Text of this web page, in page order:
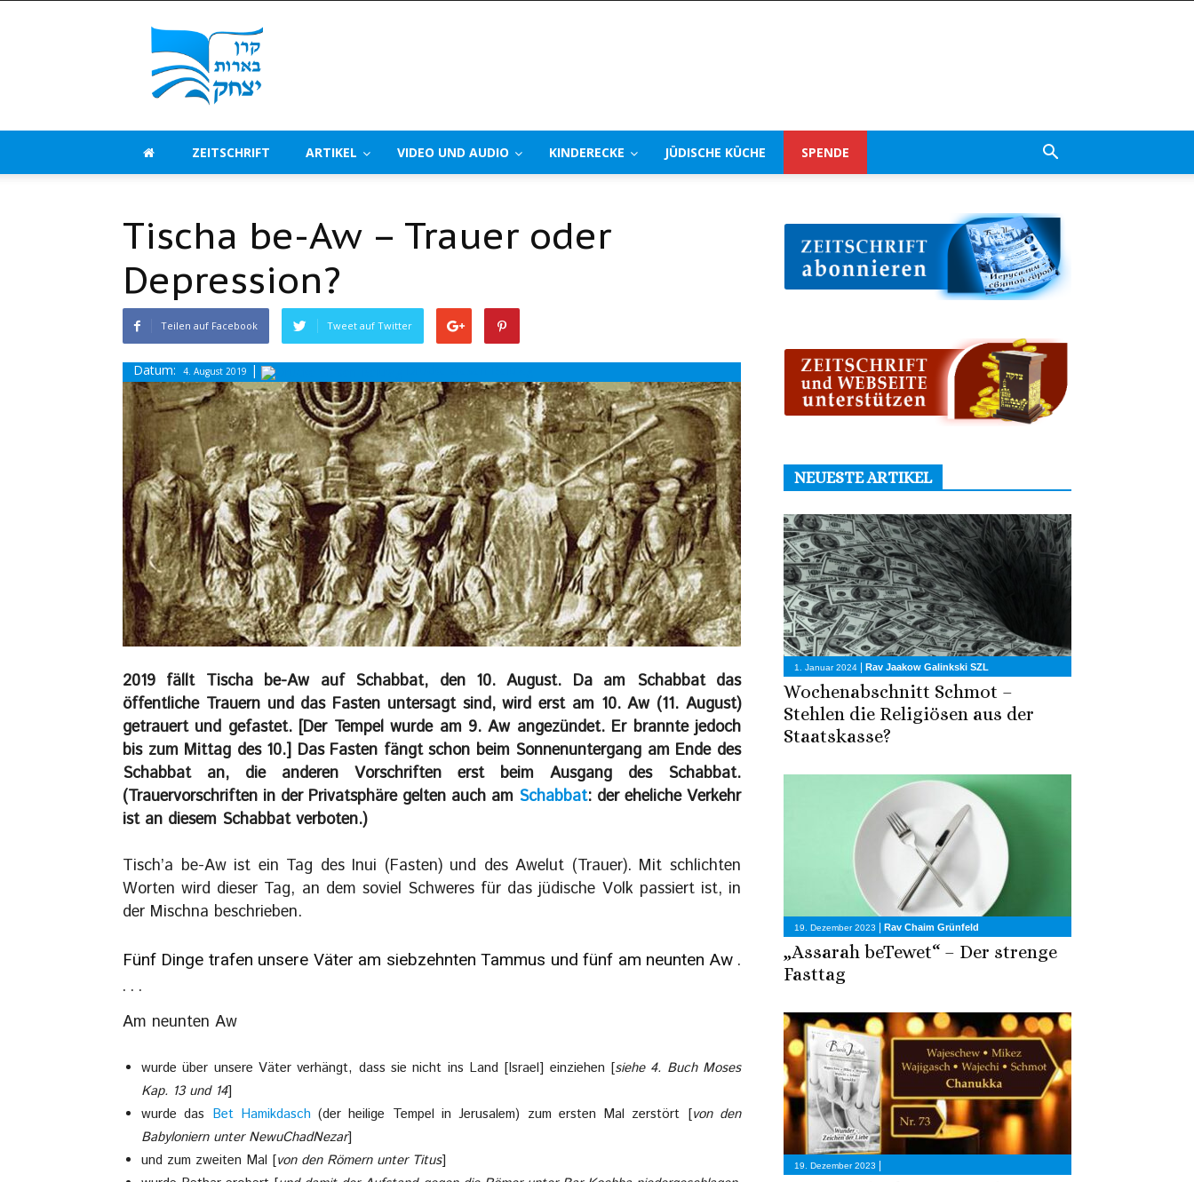
Beerot
Izchak
Deutschland
ZEITSCHRIFT ARTIKEL VIDEO UND AUDIO KINDERECKE JÜDISCHE KÜCHE SPENDE
Tischa be-Aw – Trauer oder
Depression?
Teilen auf Facebook Tweet auf Twitter
Datum: 4. August 2019 |
2019 fällt Tischa be-Aw auf Schabbat, den 10. August. Da am Schabbat das
öffentliche Trauern und das Fasten untersagt sind, wird erst am 10. Aw (11. August)
getrauert und gefastet. [Der Tempel wurde am 9. Aw angezündet. Er brannte jedoch
bis zum Mittag des 10.] Das Fasten fängt schon beim Sonnenuntergang am Ende des
Schabbat an, die anderen Vorschriften erst beim Ausgang des Schabbat.
(Trauervorschriften in der Privatsphäre gelten auch am Schabbat: der eheliche Verkehr
ist an diesem Schabbat verboten.)
Tisch’a be-Aw ist ein Tag des Inui (Fasten) und des Awelut (Trauer). Mit schlichten
Worten wird dieser Tag, an dem soviel Schweres für das jüdische Volk passiert ist, in
der Mischna beschrieben.
Fünf Dinge trafen unsere Väter am siebzehnten Tammus und fünf am neunten Aw .
. . .
Am neunten Aw
wurde über unsere Väter verhängt, dass sie nicht ins Land [Israel] einziehen [siehe 4. Buch Moses
Kap. 13 und 14]
wurde das Bet Hamikdasch (der heilige Tempel in Jerusalem) zum ersten Mal zerstört [von den
Babyloniern unter NewuChadNezar]
und zum zweiten Mal [von den Römern unter Titus]
NEUESTE ARTIKEL
1. Januar 2024 | Rav Jaakow Galinkski SZL
Wochenabschnitt Schmot –
Stehlen die Religiösen aus der
Staatskasse?
19. Dezember 2023 | Rav Chaim Grünfeld
„Assarah beTewet“ – Der strenge
Fasttag
19. Dezember 2023 |